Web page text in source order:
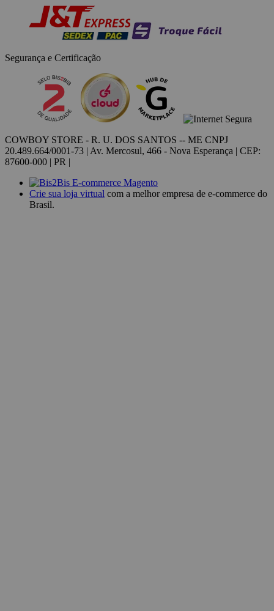
Segurança e Certificação
COWBOY STORE - R. U. DOS SANTOS -- ME CNPJ
20.489.664/0001-73 | Av. Mercosul, 466 - Nova Esperança | CEP:
87600-000 | PR |
Crie sua loja virtual com a melhor empresa de e-commerce do
Brasil.